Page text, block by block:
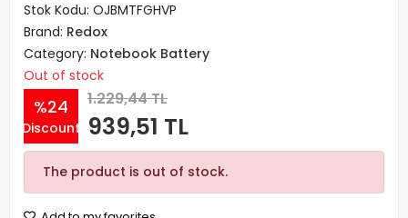
Stok Kodu: OJBMTFGHVP
Brand: Redox
Category: Notebook Battery
Out of stock
%24
Discount
1.229,44 TL
939,51 TL
The product is out of stock.